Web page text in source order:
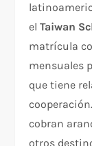
elTaiwan
matrícula
mensuales
que tiene
cobran
otros